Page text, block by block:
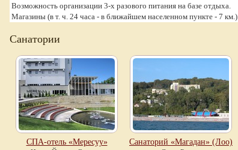
Возможность организации 3-х разового питания на базе отдыха.
Магазины (в т. ч. 24 часа - в ближайшем населенном пункте - 7 км.)
Санатории
СПА-отель «Мересуу» Санаторий «Магадан» (Лоо)